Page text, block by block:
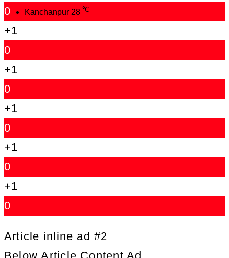
Kanchanpur 28 ℃
0
+1
0
+1
0
+1
0
+1
0
+1
0
Article inline ad #2